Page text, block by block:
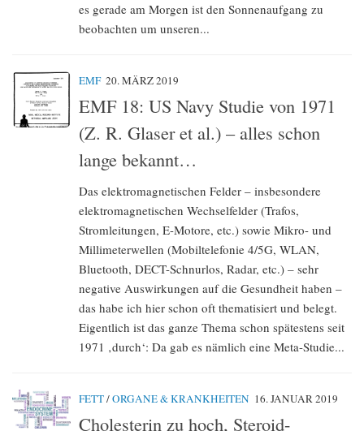
es gerade am Morgen ist den Sonnenaufgang zu
beobachten um unseren...
EMF 20. MÄRZ 2019
EMF 18: US Navy Studie von 1971
(Z. R. Glaser et al.) – alles schon
lange bekannt…
Das elektromagnetischen Felder – insbesondere
elektromagnetischen Wechselfelder (Trafos,
Stromleitungen, E-Motore, etc.) sowie Mikro- und
Millimeterwellen (Mobiltelefonie 4/5G, WLAN,
Bluetooth, DECT-Schnurlos, Radar, etc.) – sehr
negative Auswirkungen auf die Gesundheit haben –
das habe ich hier schon oft thematisiert und belegt.
Eigentlich ist das ganze Thema schon spätestens seit
1971 ‚durch‘: Da gab es nämlich eine Meta-Studie...
FETT/ORGANE & KRANKHEITEN 16. JANUAR 2019
Cholesterin zu hoch, Steroid-